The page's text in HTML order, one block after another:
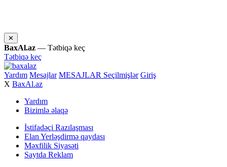
✕
BaxAl.az — Tətbiqə keç
Tətbiqə keç
Yardım Mesajlar MESAJLAR Seçilmişlər Giriş
X BaxAl.az
Yardım
Bizimlə əlaqə
İstifadəçi Razılaşması
Elan Yerləşdirmə qaydası
Məxfilik Siyasəti
Saytda Reklam